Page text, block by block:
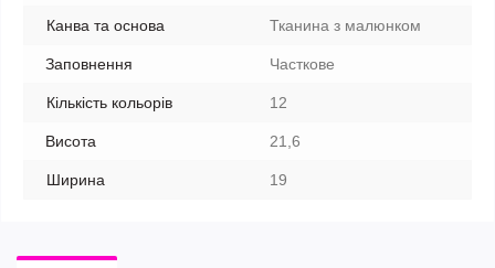
Канва та основа Тканина з малюнком
Заповнення Часткове
Кількість кольорів 12
Висота 21,6
Ширина 19